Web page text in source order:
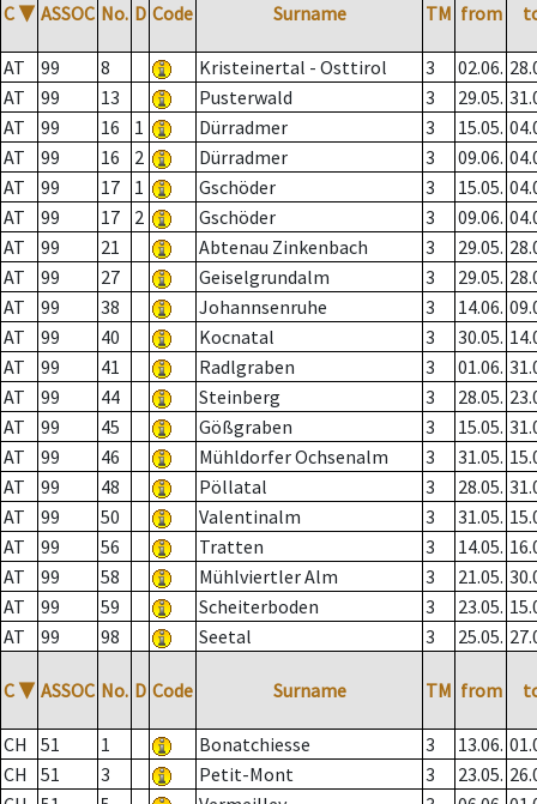
C ▼ ASSOC No. D Code Surname TM from
AT 99 8 Kristeinertal - Osttirol 3 02.06.
AT
99 13 Pusterwald 3 29.05.
AT
99 16 1 Dürradmer 3 15.05.
AT
99 16 2 Dürradmer 3 09.06.
AT
99 17 1 Gschöder 3 15.05.
AT
99 17 2 Gschöder 3 09.06.
AT
99 21 Abtenau Zinkenbach 3 29.05.
AT
99 27 Geiselgrundalm 3 29.05.
AT
99 38 Johannsenruhe 3 14.06.
AT
99 40 Kocnatal 3 30.05.
AT
99 41 Radlgraben 3 01.06.
AT
99 44 Steinberg 3 28.05.
AT
99 45 Gößgraben 3 15.05.
AT
99 46 Mühldorfer Ochsenalm 3 31.05.
AT
99 48 Pöllatal 3 28.05.
AT
99 50 Valentinalm 3 31.05.
AT
99 56 Tratten 3 14.05.
AT
99 58 Mühlviertler Alm 3 21.05.
AT
99 59 Scheiterboden 3 23.05.
AT
99 98 Seetal 3 25.05.
C ▼ ASSOC No. D Code Surname TM from
CH 51 1 Bonatchiesse 3 13.06.
CH
51 3 Petit-Mont 3 23.05.